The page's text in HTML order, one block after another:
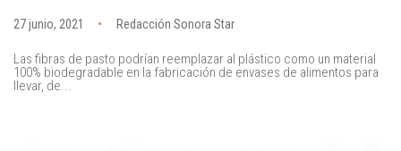
27 junio, 2021 Redacción Sonora Star
Las fibras de pasto podrían reemplazar al plástico como un material
100% biodegradable en la fabricación de envases de alimentos para
llevar, de...